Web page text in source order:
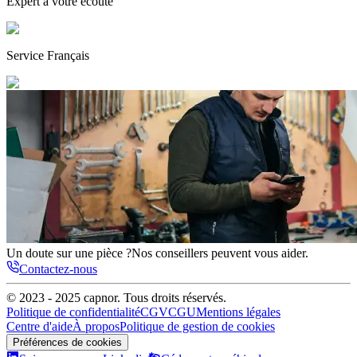
Service Français
Un doute sur une pièce ?Nos conseillers peuvent vous aider.
Contactez-nous
© 2023 - 2025 capnor. Tous droits réservés.
Politique de confidentialitéCGVCGUMentions légales
Centre d'aideÀ proposPolitique de gestion de cookies
Préférences de cookies